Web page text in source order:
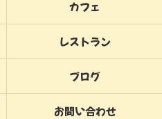
カフェ
レストラン
ブログ
お問い合わせ